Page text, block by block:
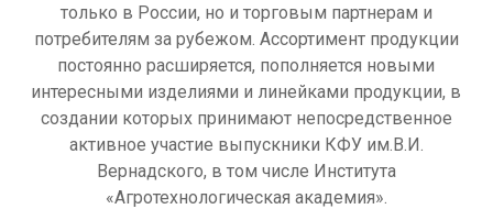
только в России, но и торговым партнерам и
потребителям за рубежом. Ассортимент продукции
постоянно расширяется, пополняется новыми
интересными изделиями и линейками продукции, в
создании которых принимают непосредственное
активное участие выпускники КФУ им.В.И.
Вернадского, в том числе Института
«Агротехнологическая академия».